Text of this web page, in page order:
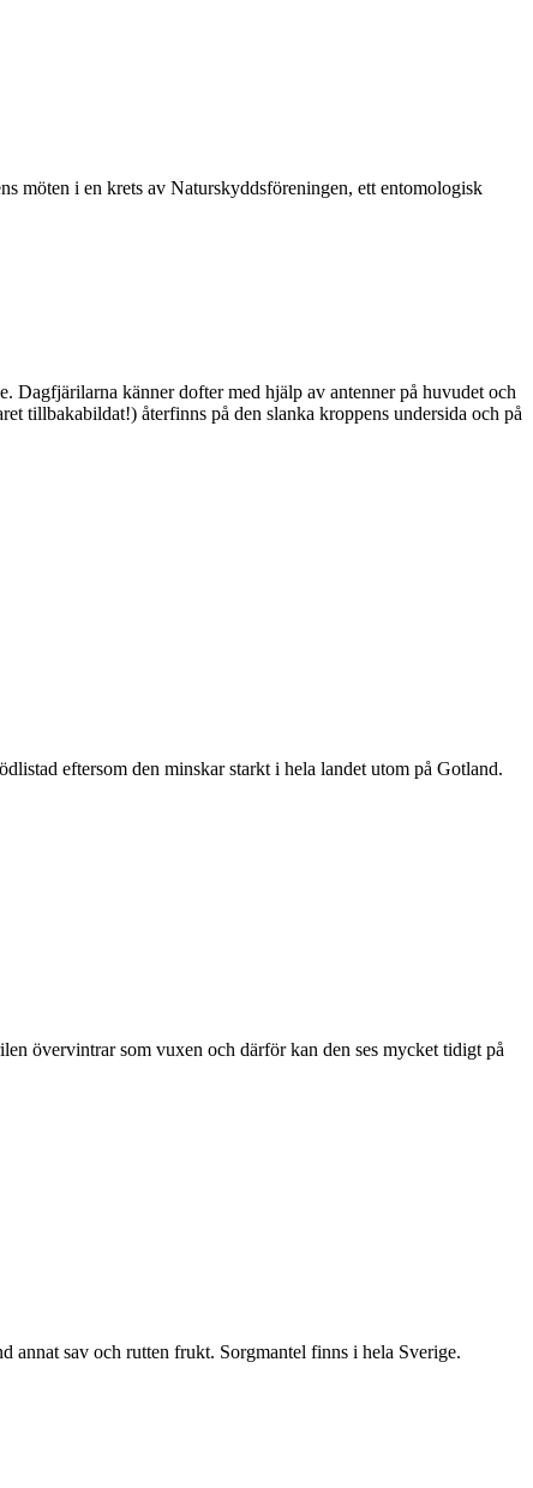
möten i en krets av Naturskyddsföreningen, ett entomologisk
Dagfjärilarna känner dofter med hjälp av antenner på huvudet och
tillbakabildat!) återfinns på den slanka kroppens undersida och på
eftersom den minskar starkt i hela landet utom på Gotland.
övervintrar som vuxen och därför kan den ses mycket tidigt på
annat sav och rutten frukt. Sorgmantel finns i hela Sverige.